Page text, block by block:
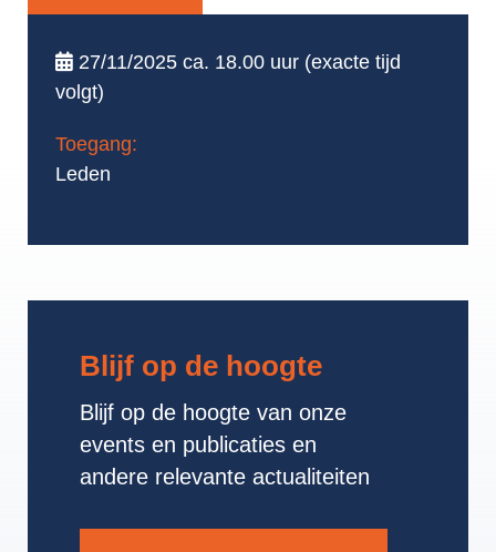
27/11/2025 ca. 18.00 uur (exacte tijd
volgt)
Toegang:
Leden
Blijf op de hoogte
Blijf op de hoogte van onze
events en publicaties en
andere relevante actualiteiten